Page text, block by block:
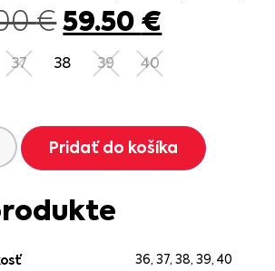
€59.50€
37 38 39 40
Pridať do košíka
36,37,38,39,40